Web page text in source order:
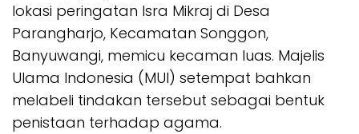
lokasi peringatan Isra Mikraj di Desa
Parangharjo, Kecamatan Songgon,
Banyuwangi, memicu kecaman luas. Majelis
Ulama Indonesia (MUI) setempat bahkan
melabeli tindakan tersebut sebagai bentuk
penistaan terhadap agama.